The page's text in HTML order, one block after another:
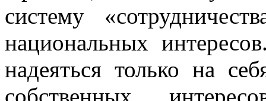
систему
национальных
надеяться только на